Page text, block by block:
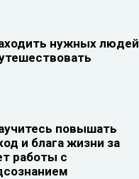
нужных людей
повышать
и блага жизни за
работы с